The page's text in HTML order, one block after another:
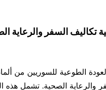
تكاليف السفر والرعاية
الطوعية للسوريين من
والرعاية الصحية. تشمل هذه